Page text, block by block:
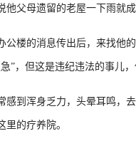
母遗留的老屋一下雨就成
的消息传出后，来找他的
”，但这是违纪违法的事儿
浑身乏力，头晕耳鸣，去
的疗养院。